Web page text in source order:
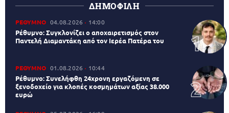
ΔΗΜΟΦΙΛΗ
ΡΕΘΥΜΝΟ 04.08.2026 14:00
Ρέθυμνο: Συγκλονίζει ο αποχαιρετισμός στον
Παντελή Διαμαντάκη από τον Ιερέα Πατέρα του
ΡΕΘΥΜΝΟ 01.08.2026 10:44
Ρέθυμνο: Συνελήφθη 24χρονη εργαζόμενη σε
ξενοδοχείο για κλοπές κοσμημάτων αξίας 38.000
ευρώ